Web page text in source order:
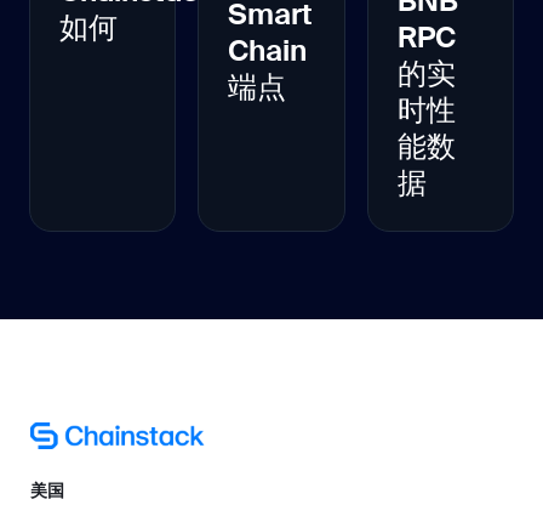
如何
Smart
Chain
端点
RPC
的实
时性
能数
据
美国